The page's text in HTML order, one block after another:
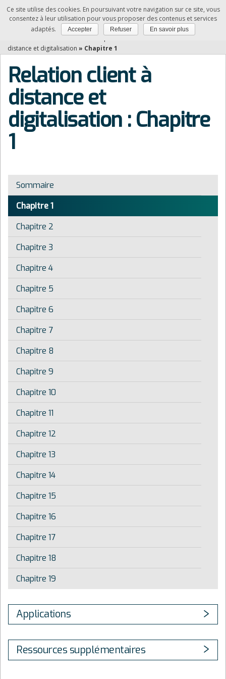
NDRC
Accueil»Matières professionnelles»Relation client à
distance et digitalisation » Chapitre 1
Relation client à
distance et
digitalisation : Chapitre
1
Sommaire
Chapitre 1
Chapitre 2
Chapitre 3
Chapitre 4
Chapitre 5
Chapitre 6
Chapitre 7
Chapitre 8
Chapitre 9
Chapitre 10
Chapitre 11
Chapitre 12
Chapitre 13
Chapitre 14
Chapitre 15
Chapitre 16
Chapitre 17
Chapitre 18
Chapitre 19
Applications
Ressources supplémentaires
Ce site utilise des cookies. En poursuivant votre navigation sur ce site, vous
consentez à leur utilisation pour vous proposer des contenus et services
adaptés.
Accepter Refuser En savoir plus